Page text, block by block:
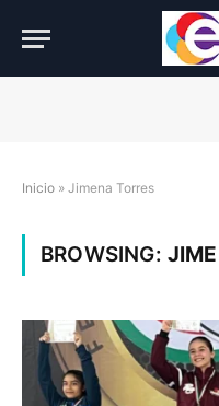
Inicio » Jimena Torres
BROWSING: